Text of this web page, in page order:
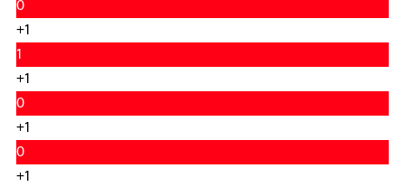
0
+1
1
+1
0
+1
0
+1